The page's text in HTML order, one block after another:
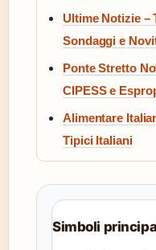
Ultime Notizie –
Sondaggi e
Ponte Stretto
CIPESS e
Alimentare
Tipici Italiani
Simboli